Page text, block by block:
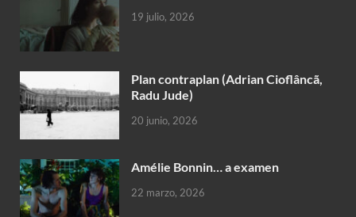
19 julio, 2026
Plan contraplan (Adrian Cioflâncã,
Radu Jude)
20 junio, 2026
Amélie Bonnin… a examen
22 marzo, 2026